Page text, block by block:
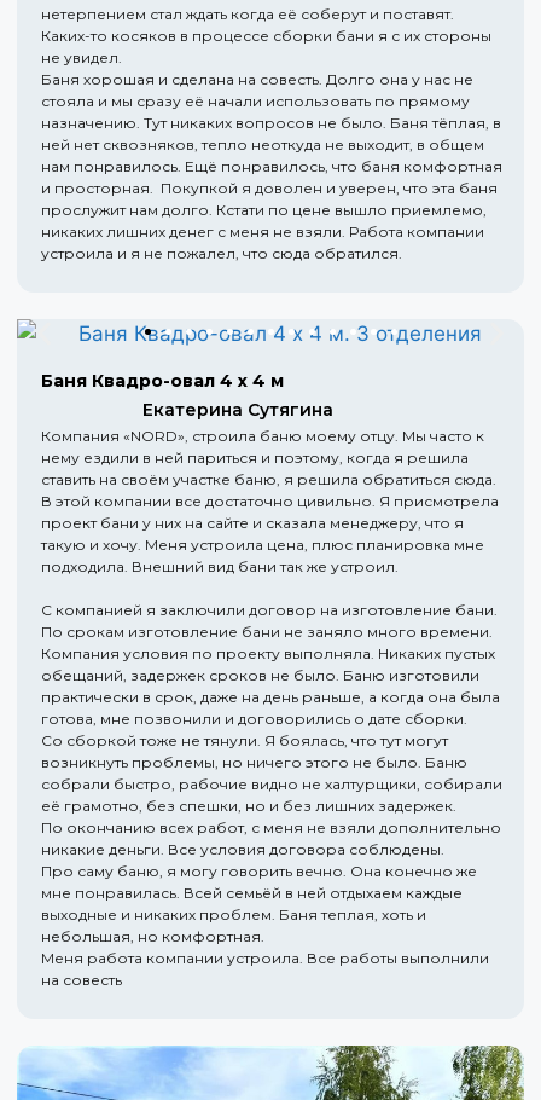
нетерпением стал ждать когда её соберут и поставят.
Каких-то косяков в процессе сборки бани я с их стороны
не увидел.
Баня хорошая и сделана на совесть. Долго она у нас не
стояла и мы сразу её начали использовать по прямому
назначению. Тут никаких вопросов не было. Баня тёплая, в
ней нет сквозняков, тепло неоткуда не выходит, в общем
нам понравилось. Ещё понравилось, что баня комфортная
и просторная. Покупкой я доволен и уверен, что эта баня
прослужит нам долго. Кстати по цене вышло приемлемо,
никаких лишних денег с меня не взяли. Работа компании
устроила и я не пожалел, что сюда обратился.
Баня Квадро-овал 4 х 4 м
Екатерина Сутягина
Компания «NORD», строила баню моему отцу. Мы часто к
нему ездили в ней париться и поэтому, когда я решила
ставить на своём участке баню, я решила обратиться сюда.
В этой компании все достаточно цивильно. Я присмотрела
проект бани у них на сайте и сказала менеджеру, что я
такую и хочу. Меня устроила цена, плюс планировка мне
подходила. Внешний вид бани так же устроил.
С компанией я заключили договор на изготовление бани.
По срокам изготовление бани не заняло много времени.
Компания условия по проекту выполняла. Никаких пустых
обещаний, задержек сроков не было. Баню изготовили
практически в срок, даже на день раньше, а когда она была
готова, мне позвонили и договорились о дате сборки.
Со сборкой тоже не тянули. Я боялась, что тут могут
возникнуть проблемы, но ничего этого не было. Баню
собрали быстро, рабочие видно не халтурщики, собирали
её грамотно, без спешки, но и без лишних задержек.
По окончанию всех работ, с меня не взяли дополнительно
никакие деньги. Все условия договора соблюдены.
Про саму баню, я могу говорить вечно. Она конечно же
мне понравилась. Всей семьёй в ней отдыхаем каждые
выходные и никаких проблем. Баня теплая, хоть и
небольшая, но комфортная.
Меня работа компании устроила. Все работы выполнили
на совесть